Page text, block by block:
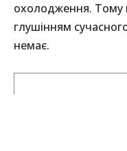
охолодження. Тому
глушінням
немає.